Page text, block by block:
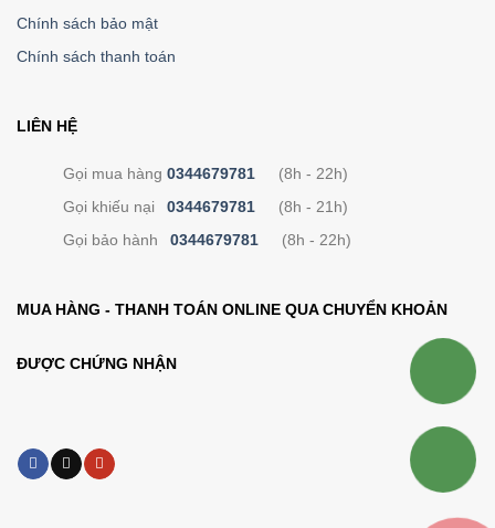
Chính sách bảo mật
Chính sách thanh toán
LIÊN HỆ
Gọi mua hàng 0344679781(8h - 22h)
Gọi khiếu nại 0344679781(8h - 21h)
Gọi bảo hành 0344679781(8h - 22h)
MUA HÀNG - THANH TOÁN ONLINE QUA CHUYỂN KHOẢN
ĐƯỢC CHỨNG NHẬN